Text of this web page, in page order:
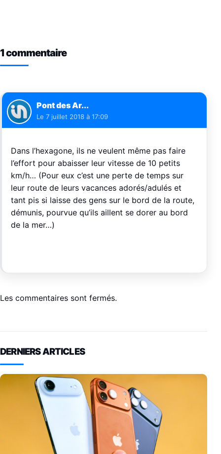
1 commentaire
Pont des Ar...
Le 7 juillet 2018 à 17:09
Dans l’hexagone, ils ne veulent même pas faire
l’effort pour abaisser leur vitesse de 10 petits
km/h… (Pour eux c’est une perte de temps sur
leur route de leurs vacances adorés/adulés et
tant pis si laisse des gens sur le bord de la route,
démunis, pourvue qu’ils aillent se dorer au bord
de la mer…)
Les commentaires sont fermés.
DERNIERS ARTICLES